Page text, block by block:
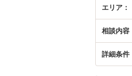
です。
エリア
相談内容
詳細条件